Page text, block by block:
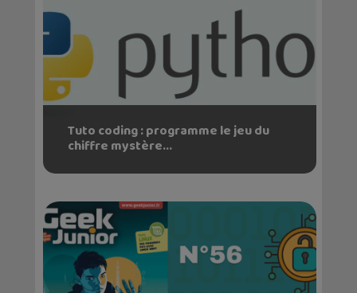
Tuto coding : programme le jeu du
chiffre mystère...